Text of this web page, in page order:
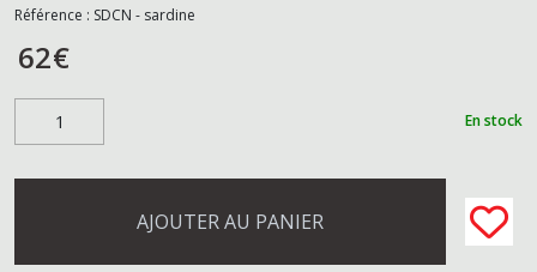
Référence : SDCN - sardine
62€
En stock
AJOUTER AU PANIER